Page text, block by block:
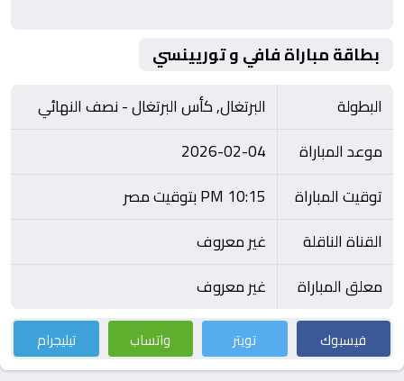
بطاقة مباراة فافي و توريينسي
البطولة
البرتغال, كأس البرتغال - نصف النهائي
موعد المباراة
2026-02-04
توقيت المباراة
10:15 PM بتوقيت مصر
القناة الناقلة
غير معروف
معلق المباراة
غير معروف
فيسبوك تويتر واتساب تيليجرام